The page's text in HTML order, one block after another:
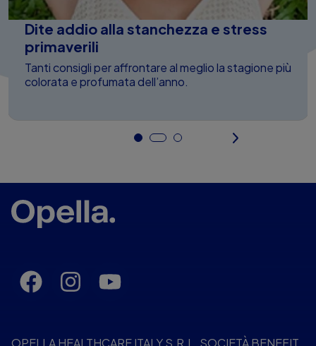
Dite addio alla stanchezza e stress
primaverili
Tanti consigli per affrontare al meglio la stagione più
colorata e profumata dell’anno.